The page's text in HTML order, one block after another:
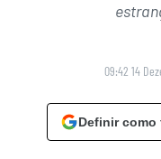
09:42 14
Definir